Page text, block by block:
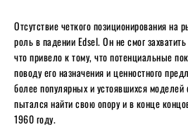
Отсутствие четкого позиционирования на
роль в падении Edsel. Он не смог
что привело к тому, что потенциальные
поводу его назначения и ценностного
более популярных и устоявшихся моделей
пытался найти свою опору и в конце
1960 году.